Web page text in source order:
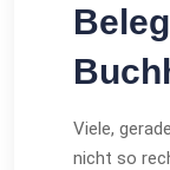
Viele,
nicht so